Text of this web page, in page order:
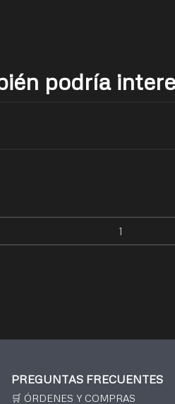
podría
PREGUNTAS FRECUENTES
🛒 ÓRDENES Y COMPRAS